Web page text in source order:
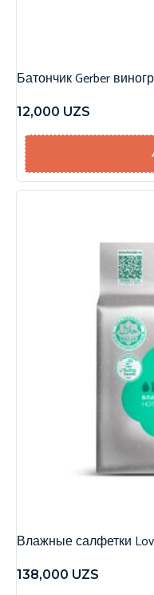
Батончик Gerber
12,000 UZS
Влажные салфетки
138,000 UZS